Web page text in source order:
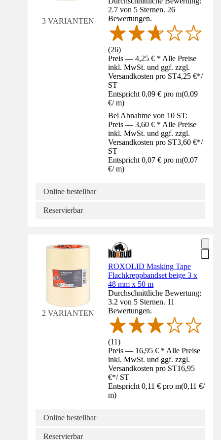
3 VARIANTEN
2.7 von 5 Sternen. 26
Bewertungen.
(26)
Preis — 4,25 € * Alle Preise
inkl. MwSt. und ggf. zzgl.
Versandkosten pro ST4,25 €*/
ST
Entspricht 0,09 € pro m(0,09
€/ m)
Bei Abnahme von 10 ST:
Preis — 3,60 € * Alle Preise
inkl. MwSt. und ggf. zzgl.
Versandkosten pro ST3,60 €*/
ST
Entspricht 0,07 € pro m(0,07
€/ m)
Online bestellbar
Reservierbar
2 VARIANTEN
ROXOLID Masking Tape
Flachkreppbandset beige 3 x
48 mm x 50 m
Durchschnittliche Bewertung:
3.2 von 5 Sternen. 11
Bewertungen.
(11)
Preis — 16,95 € * Alle Preise
inkl. MwSt. und ggf. zzgl.
Versandkosten pro ST16,95
€*/ ST
Entspricht 0,11 € pro m(0,11 €/
m)
Online bestellbar
Reservierbar